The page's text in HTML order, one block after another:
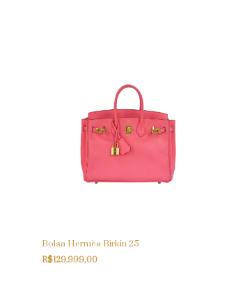
Bolsa Hermès Birkin 25
R$129.999,00